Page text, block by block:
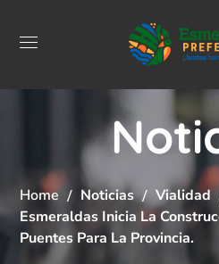
Home Noticias Vialidad
Esmeraldas Inicia La
Puentes Para La Provincia.